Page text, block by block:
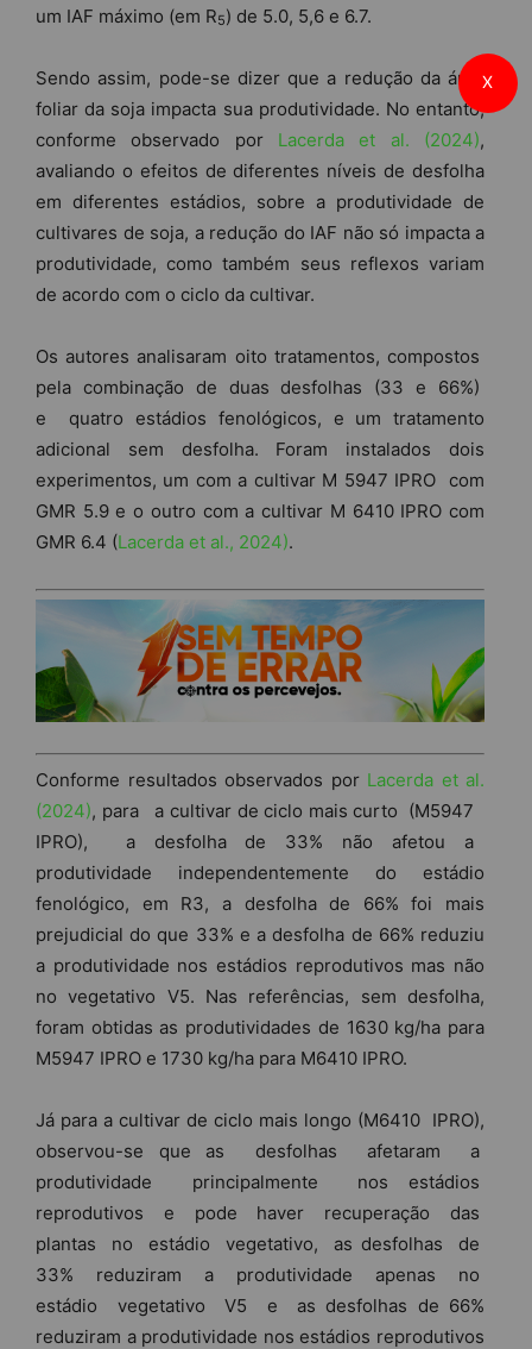
um IAF máximo (em R5) de 5.0, 5,6 e 6.7.
Sendo assim, pode-se dizer que a redução da área
foliar da soja impacta sua produtividade. No entanto,
conforme observado por Lacerda et al. (2024),
avaliando o efeitos de diferentes níveis de desfolha
em diferentes estádios, sobre a produtividade de
cultivares de soja, a redução do IAF não só impacta a
produtividade, como também seus reflexos variam
de acordo com o ciclo da cultivar.
Os autores analisaram oito tratamentos, compostos
pela combinação de duas desfolhas (33 e 66%)
e quatro estádios fenológicos, e um tratamento
adicional sem desfolha. Foram instalados dois
experimentos, um com a cultivar M 5947 IPRO com
GMR 5.9 e o outro com a cultivar M 6410 IPRO com
GMR 6.4 (Lacerda et al., 2024).
Conforme resultados observados por Lacerda et al.
(2024), para a cultivar de ciclo mais curto (M5947
IPRO), a desfolha de 33% não afetou a
produtividade independentemente do estádio
fenológico, em R3, a desfolha de 66% foi mais
prejudicial do que 33% e a desfolha de 66% reduziu
a produtividade nos estádios reprodutivos mas não
no vegetativo V5. Nas referências, sem desfolha,
foram obtidas as produtividades de 1630 kg/ha para
M5947 IPRO e 1730 kg/ha para M6410 IPRO.
Já para a cultivar de ciclo mais longo (M6410 IPRO),
observou-se que as desfolhas afetaram a
produtividade principalmente nos estádios
reprodutivos e pode haver recuperação das
plantas no estádio vegetativo, as desfolhas de
33% reduziram a produtividade apenas no
estádio vegetativo V5 e as desfolhas de 66%
reduziram a produtividade nos estádios reprodutivos
X